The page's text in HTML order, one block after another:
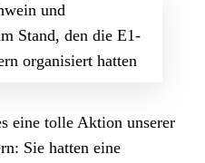
und
Stand, den die E1-
organisiert hatten
eine tolle Aktion unserer
Sie hatten eine